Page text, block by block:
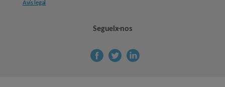
Avís legal
Segueix-nos